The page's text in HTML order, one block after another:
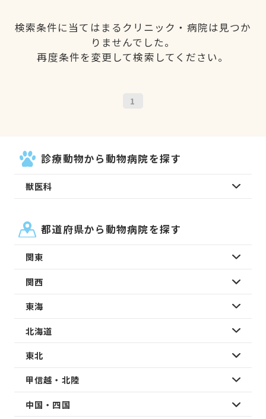
検索条件に当てはまるクリニック・病院は見つか
りませんでした。
再度条件を変更して検索してください。
1
診療動物から動物病院を探す
獣医科
都道府県から動物病院を探す
関東
関西
東海
北海道
東北
甲信越・北陸
中国・四国